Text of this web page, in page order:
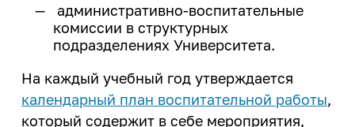
Профилактика и оздоровление
Патриотика
Библиотека
административно-воспитательные
комиссии в структурных
подразделениях Университета.
На каждый учебный год утверждается
календарный план воспитательной работы,
который содержит в себе мероприятия,